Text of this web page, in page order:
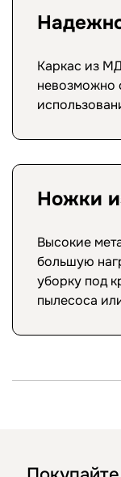
Каркас из
невозможно
Ножки
Высокие
большую
уборку под
пылесоса